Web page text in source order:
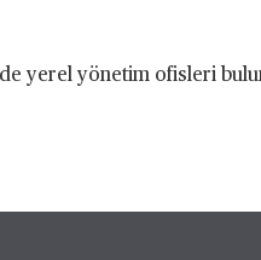
yerel yönetim ofisleri